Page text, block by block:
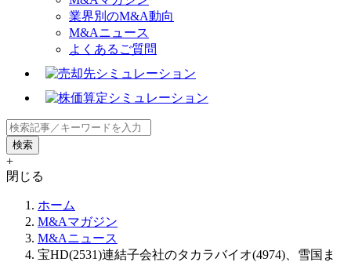
業界別のM&A動向
M&Aニュース
よくあるご質問
+
閉じる
ホーム
M&Aマガジン
M&Aニュース
宝HD(2531)連結子会社のタカラバイオ(4974)、雪国ま